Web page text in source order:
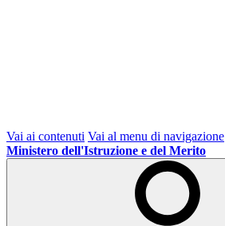
Vai ai contenuti Vai al menu di navigazione
Ministero dell'Istruzione e del Merito